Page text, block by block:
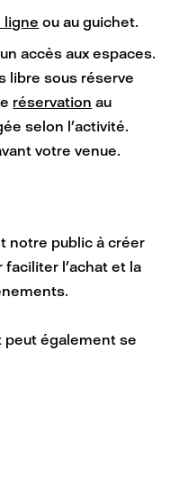
ligne ou au guichet.
accès aux espaces.
libre sous réserve
réservation au
selon l’activité.
votre venue.
notre public à créer
l’achat et la
peut également se